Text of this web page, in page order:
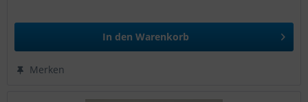
In den Warenkorb
Merken